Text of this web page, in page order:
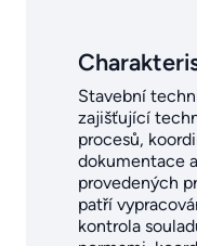
Stavební
zajišťující
procesů,
dokumentace
provedených
patří
kontrola